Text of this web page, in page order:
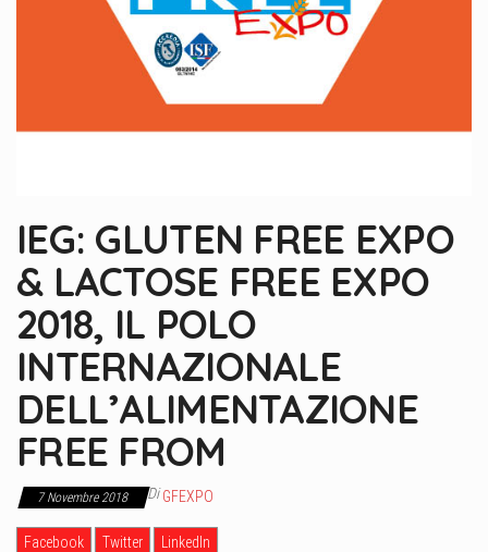
IEG: GLUTEN FREE EXPO
& LACTOSE FREE EXPO
2018, IL POLO
INTERNAZIONALE
DELL’ALIMENTAZIONE
FREE FROM
7 Novembre 2018 Di GFEXPO
Facebook Twitter
LinkedIn